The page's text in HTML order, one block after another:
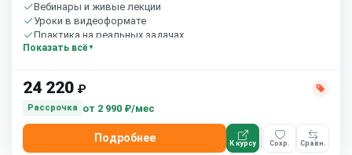
Вебинары и живые лекции
Уроки в видеоформате
Практика на реальных задачах
Домашние задания с проверкой
Показать всё
24 220 ₽
Рассрочка от 2 990 ₽/мес
Подробнее К курсу Сохр. Сравн.